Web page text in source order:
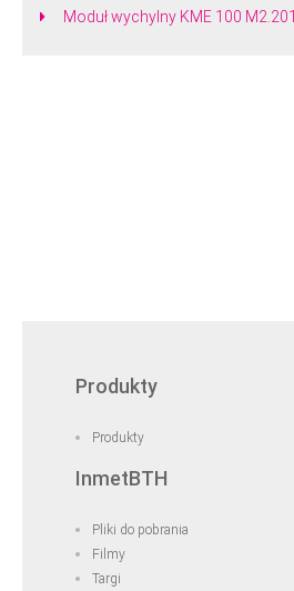
Moduł wychylny KME 100 M2.201
Produkty
Produkty
InmetBTH
Pliki do pobrania
Filmy
Targi